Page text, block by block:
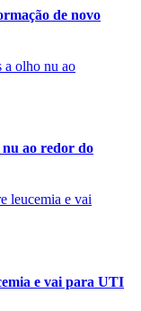
de novo
nu ao redor do
e vai para UTI